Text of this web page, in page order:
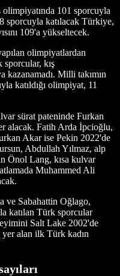
olimpiyatında 101 sporcuyla
sporcuyla katılacak Türkiye,
109'a yükseltecek.
olimpiyatlardan
kış
kazanamadı. Milli takımın
katıldığı olimpiyat, 11
sürat pateninde Furkan
alacak. Fatih Arda İpcioğlu,
Akar ise Pekin 2022'de
Abdullah Yılmaz, alp
Önol Lang, kısa kulvar
Muhammed Ali
ve Sabahattin Oğlago,
katılan Türk sporcular
Salt Lake 2002'de
alan ilk Türk kadın